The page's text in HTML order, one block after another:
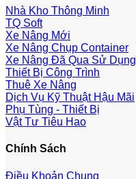
Nhà Kho Thông Minh
TQ Soft
Xe Nâng Mới
Xe Nâng Chụp Container
Xe Nâng Đã Qua Sử Dụng
Thiết Bị Công Trình
Thuê Xe Nâng
Dịch Vụ Kỹ Thuật Hậu Mãi
Phụ Tùng - Thiết Bị
Vật Tư Tiêu Hao
Chính Sách
Điều Khoản Chung